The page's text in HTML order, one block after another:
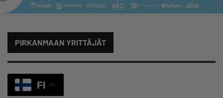
PIRKANMAAN YRITTÄJÄT
FI